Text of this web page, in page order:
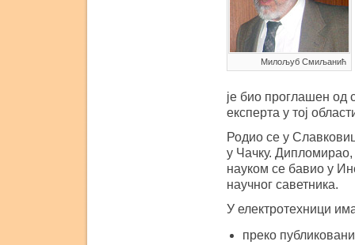
Милољуб Смиљанић
је био проглашен од
експерта у тој
Родио се у
у Чачку.
науком се бавио у
научног саветника.
У електротехници
преко